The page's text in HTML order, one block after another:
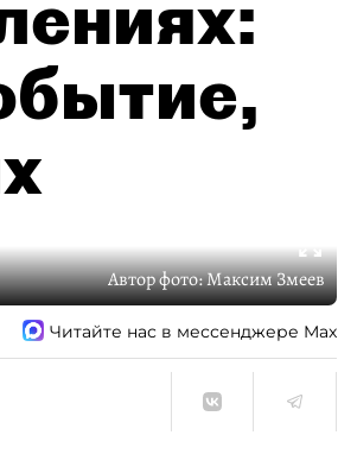
Автор фото:Максим Змеев
Читайте нас в мессенджере Max